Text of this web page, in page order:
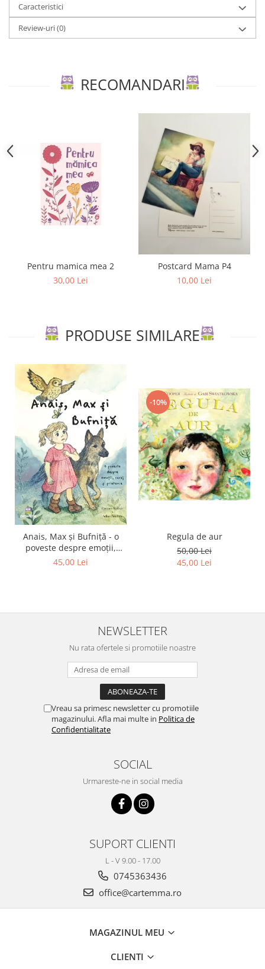
Editura Frontiera
Editura Gama
Editura Lizuka Educativ
Editura Portocala Albastră
Editura Scriptum
Editura Sophia
Editura Usborne
Caracteristici
Review-uri(0)
RECOMANDARI
Pentru mamica mea 2
30,00 Lei
Postcard Mama P4
10,00 Lei
PRODUSE SIMILARE
Anais, Max și Bufniță - o
poveste despre emoții,
curaj și prietenie
45,00 Lei
-10%
Regula de aur
50,00 Lei
45,00 Lei
NEWSLETTER
Nu rata ofertele si promotiile noastre
Vreau sa primesc newsletter cu promotiile
magazinului. Afla mai multe in Politica de
Confidentialitate
SOCIAL
Urmareste-ne in social media
SUPORT CLIENTI
L - V 9.00 - 17.00
0745363436
office@cartemma.ro
MAGAZINUL MEU
CLIENTI